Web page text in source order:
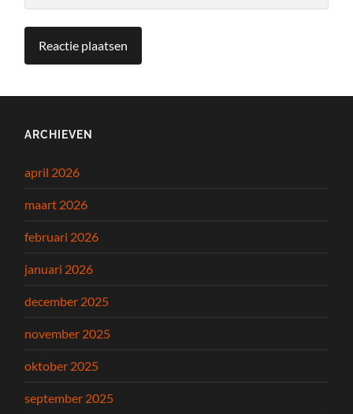
ARCHIEVEN
april 2026
maart 2026
februari 2026
januari 2026
december 2025
november 2025
oktober 2025
september 2025